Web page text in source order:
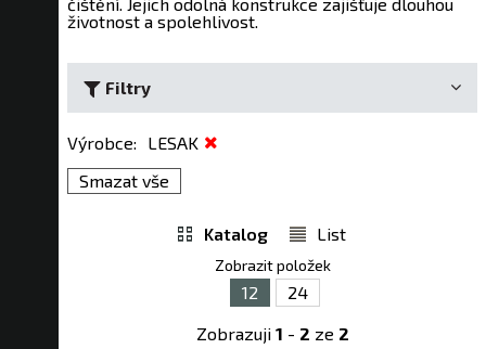
životnost a spolehlivost.
Filtry
Výrobce:
LESAK
Smazat vše
Katalog List
Zobrazit položek
12
24
Zobrazuji 1 - 2 ze 2